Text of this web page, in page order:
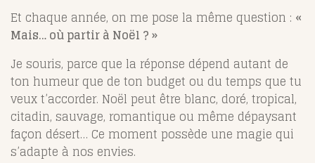
Et chaque année, on me pose la même question : «
Mais… où partir à Noël ? »
Je souris, parce que la réponse dépend autant de
ton humeur que de ton budget ou du temps que tu
veux t’accorder. Noël peut être blanc, doré, tropical,
citadin, sauvage, romantique ou même dépaysant
façon désert… Ce moment possède une magie qui
s’adapte à nos envies.